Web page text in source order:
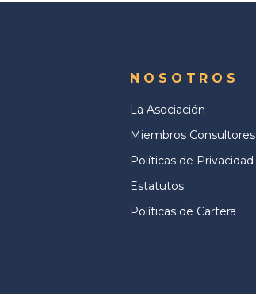
NOSOTROS
La Asociación
Miembros Consultores
Políticas de Privacidad
Estatutos
Políticas de Cartera